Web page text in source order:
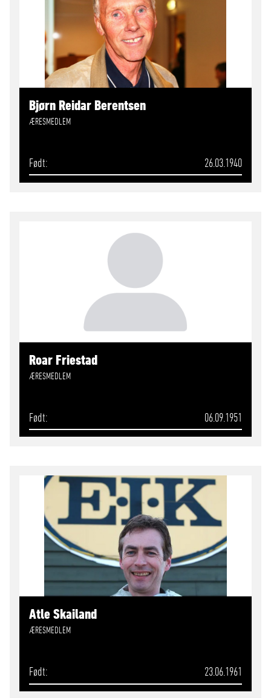
Bjørn Reidar Berentsen
ÆRESMEDLEM
Født 26.03.1940
Roar Friestad
ÆRESMEDLEM
Født 06.09.1951
Atle Skailand
ÆRESMEDLEM
Født 23.06.1961